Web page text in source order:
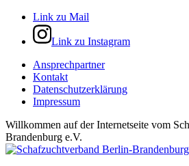
Link zu Mail
Link zu Instagram
Ansprechpartner
Kontakt
Datenschutzerklärung
Impressum
Willkommen auf der Internetseite vom
Brandenburg e.V.